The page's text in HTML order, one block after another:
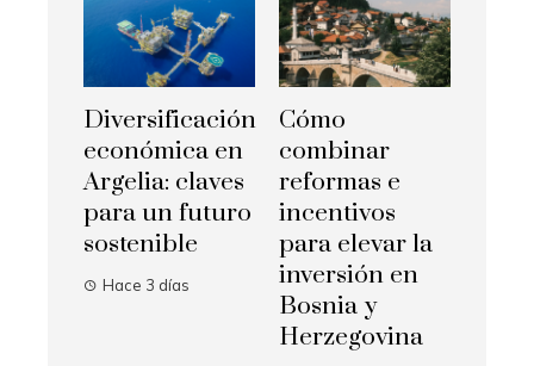
Diversificación
económica en
Argelia: claves
para un futuro
sostenible
Hace 3 días
Cómo
combinar
reformas e
incentivos
para elevar la
inversión en
Bosnia y
Herzegovina